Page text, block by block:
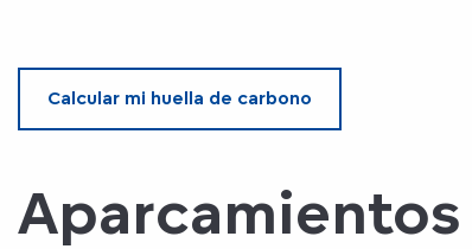
Calcular mi huella de carbono